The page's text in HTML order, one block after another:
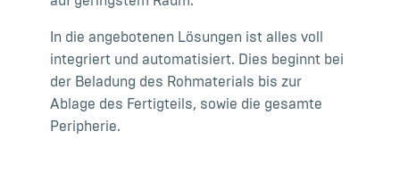
In die angebotenen Lösungen ist alles voll
integriert und automatisiert. Dies beginnt bei
der Beladung des Rohmaterials bis zur
Ablage des Fertigteils, sowie die gesamte
Peripherie.